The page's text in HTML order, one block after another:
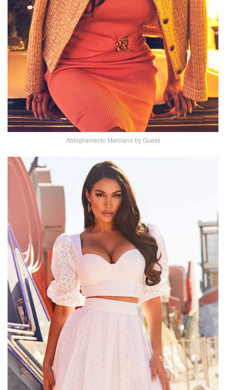
Abbigliamento Marciano by Guess